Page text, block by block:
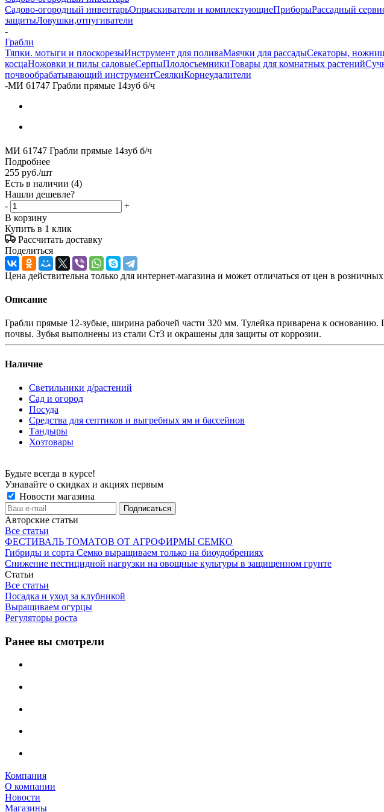
Садово-огородный инвентарьОпрыскиватели и комплектующиеПриборыРассадный
защитыЛовушки,отпугиватели
-
Грабли
Тяпки. мотыги и плоскорезыИнструмент для поливаМаячки для рассадыСекаторы,
косцаНожовки и пилы садовыеСерпыПлодосъемникиТовары для комнатных растений
почвообрабатывающий инструментСеялкиКорнеудалители
-МИ 61747 Грабли прямые 14зуб б/ч
МИ 61747 Грабли прямые 14зуб б/ч
Подробнее
255 руб./шт
Есть в наличии (4)
Нашли дешевле?
-
+
В корзину
Купить в 1 клик
Рассчитать доставку
Поделиться
Цена действительна только для интернет-магазина и может отличаться от цен в
Описание
Грабли прямые 12-зубые, ширина рабочей части 320 мм. Тулейка приварена к
почвы. Зубья выполнены из стали Ст3 и окрашены для защиты от коррозии.
Наличие
Светильники д/растений
Сад и огород
Посуда
Средства для септиков и выгребных ям и бассейнов
Тандыры
Хозтовары
Будьте всегда в курсе!
Узнавайте о скидках и акциях первым
Новости магазина
Авторские статьи
Все статьи
ФЕСТИВАЛЬ ТОМАТОВ ОТ АГРОФИРМЫ СЕМКО
Гибриды и сорта Семко выращиваем только на биоудобрениях
Снижение пестицидной нагрузки на овощные культуры в защищенном грунте
Статьи
Все статьи
Посадка и уход за клубникой
Выращиваем огурцы
Регуляторы роста
Ранее вы смотрели
Компания
О компании
Новости
Магазины